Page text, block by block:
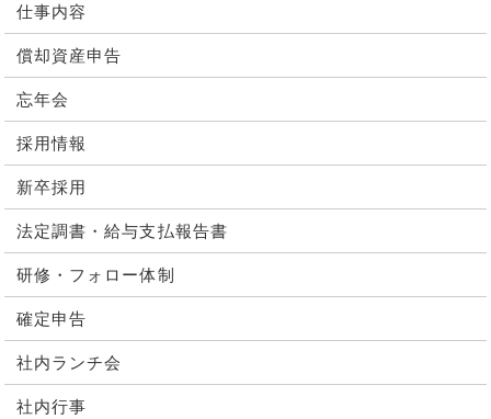
仕事内容
償却資産申告
忘年会
採用情報
新卒採用
法定調書・給与支払報告書
研修・フォロー体制
確定申告
社内ランチ会
社内行事